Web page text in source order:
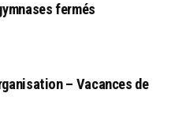
fermés
– Vacances de